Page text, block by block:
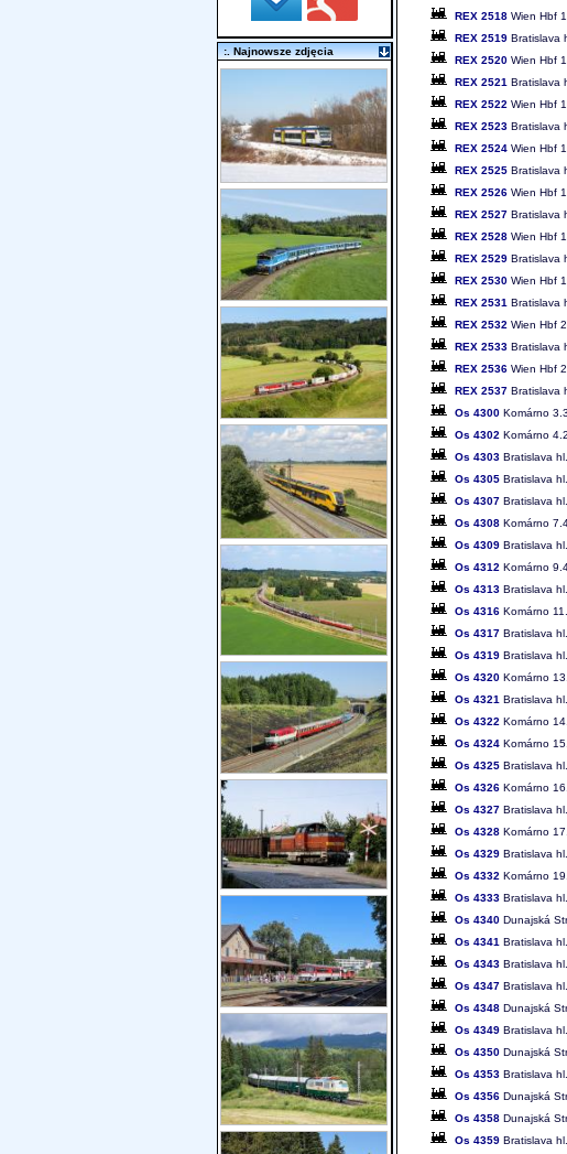
REX 2518 Wien Hbf
REX 2519 Bratislava
REX 2520 Wien Hbf
REX 2521 Bratislava
REX 2522 Wien Hbf
REX 2523 Bratislava
REX 2524 Wien Hbf
REX 2525 Bratislava
REX 2526 Wien Hbf
REX 2527 Bratislava
REX 2528 Wien Hbf
REX 2529 Bratislava
REX 2530 Wien Hbf
REX 2531 Bratislava
REX 2532 Wien Hbf
REX 2533 Bratislava
REX 2536 Wien Hbf
REX 2537 Bratislava
Os 4300 Komárno
Os 4302 Komárno
Os 4303 Bratislava
Os 4305 Bratislava
Os 4307 Bratislava
Os 4308 Komárno
Os 4309 Bratislava
Os 4312 Komárno
Os 4313 Bratislava
Os 4316 Komárno
Os 4317 Bratislava
Os 4319 Bratislava
Os 4320 Komárno
Os 4321 Bratislava
Os 4322 Komárno
Os 4324 Komárno
Os 4325 Bratislava
Os 4326 Komárno
Os 4327 Bratislava
Os 4328 Komárno
Os 4329 Bratislava
Os 4332 Komárno
Os 4333 Bratislava
Os 4340 Dunajská
Os 4341 Bratislava
Os 4343 Bratislava
Os 4347 Bratislava
Os 4348 Dunajská
Os 4349 Bratislava
Os 4350 Dunajská
Os 4353 Bratislava
Os 4356 Dunajská
Os 4358 Dunajská
Os 4359 Bratislava
:. Najnowsze zdjęcia